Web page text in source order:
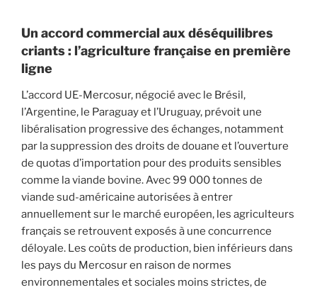
Un accord commercial aux déséquilibres
criants : l’agriculture française en première
ligne
L’accord UE-Mercosur, négocié avec le Brésil,
l’Argentine, le Paraguay et l’Uruguay, prévoit une
libéralisation progressive des échanges, notamment
par la suppression des droits de douane et l’ouverture
de quotas d’importation pour des produits sensibles
comme la viande bovine. Avec 99 000 tonnes de
viande sud-américaine autorisées à entrer
annuellement sur le marché européen, les agriculteurs
français se retrouvent exposés à une concurrence
déloyale. Les coûts de production, bien inférieurs dans
les pays du Mercosur en raison de normes
environnementales et sociales moins strictes, de